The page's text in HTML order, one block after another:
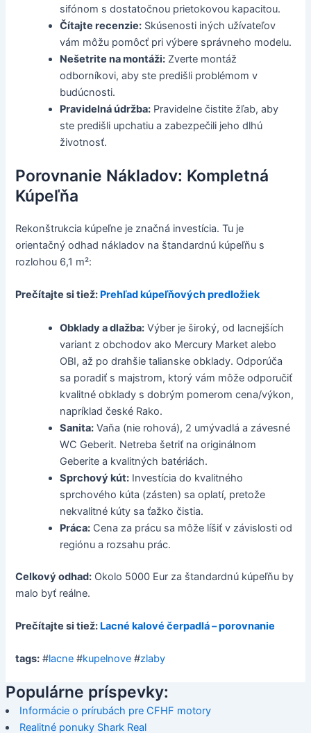
sifónom s dostatočnou prietokovou kapacitou.
Čítajte recenzie: Skúsenosti iných užívateľov
vám môžu pomôcť pri výbere správneho modelu.
Nešetrite na montáži: Zverte montáž
odborníkovi, aby ste predišli problémom v
budúcnosti.
Pravidelná údržba: Pravidelne čistite žľab, aby
ste predišli upchatiu a zabezpečili jeho dlhú
životnosť.
Porovnanie Nákladov: Kompletná
Kúpeľňa
Rekonštrukcia kúpeľne je značná investícia. Tu je
orientačný odhad nákladov na štandardnú kúpeľňu s
rozlohou 6,1 m²:
Prečítajte si tiež: Prehľad kúpeľňových predložiek
Obklady a dlažba: Výber je široký, od lacnejších
variant z obchodov ako Mercury Market alebo
OBI, až po drahšie talianske obklady. Odporúča
sa poradiť s majstrom, ktorý vám môže odporučiť
kvalitné obklady s dobrým pomerom cena/výkon,
napríklad české Rako.
Sanita: Vaňa (nie rohová), 2 umývadlá a závesné
WC Geberit. Netreba šetriť na originálnom
Geberite a kvalitných batériách.
Sprchový kút: Investícia do kvalitného
sprchového kúta (zásten) sa oplatí, pretože
nekvalitné kúty sa ťažko čistia.
Práca: Cena za prácu sa môže líšiť v závislosti od
regiónu a rozsahu prác.
Celkový odhad: Okolo 5000 Eur za štandardnú kúpeľňu by
malo byť reálne.
Prečítajte si tiež: Lacné kalové čerpadlá – porovnanie
tags: #lacne #kupelnove #zlaby
Populárne príspevky:
Informácie o prírubách pre CFHF motory
Realitné ponuky Shark Real